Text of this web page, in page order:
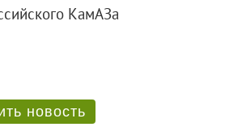
КамАЗа
новость